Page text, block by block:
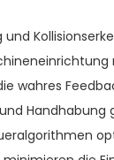
wahres
Handhabung